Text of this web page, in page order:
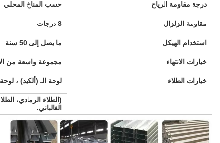
درجة مقاومة الرياح حسب المناخ المحلي
مقاومة الزلزال 8 درجات
استخدام الهيكل ما يصل إلى 50 سنة
خيارات الانتهاء مجموعة واسعة من
خيارات الطلاء لوحة الـ (ألكيد) ،
(الطلاء الرمادي،
الغالباني.